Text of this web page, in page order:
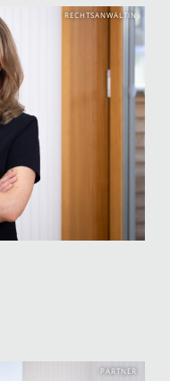
RECHTSANWÄLTIN
PARTNER